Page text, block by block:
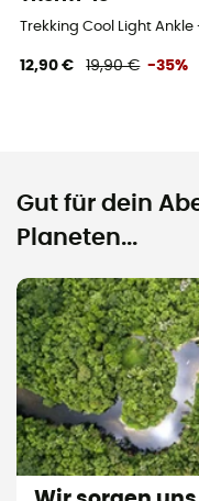
Trekking Cool Light Ankle
12,90 € 19,90 € -35%
Gut für dein
Planeten...